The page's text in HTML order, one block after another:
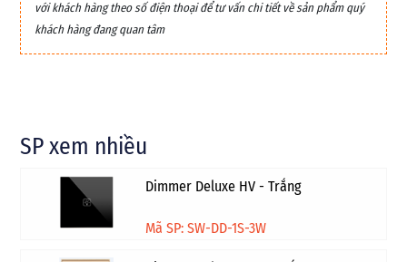
với khách hàng theo số điện thoại để tư vấn chi tiết về sản phẩm quý
khách hàng đang quan tâm
SP xem nhiều
Dimmer Deluxe HV - Trắng
Mã SP: SW-DD-1S-3W